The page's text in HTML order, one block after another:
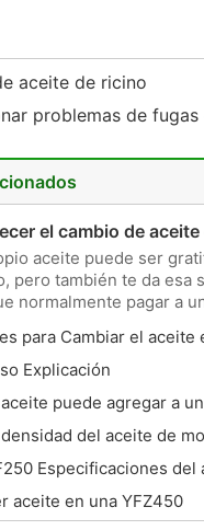
aceite de ricino
problemas de
el cambio de
aceite puede ser
pero también te da esa
normalmente pagar a
para Cambiar el aceite
Explicación
puede agregar a
calor o frío ?del aceite de
Especificaciones del
aceite en una YFZ450